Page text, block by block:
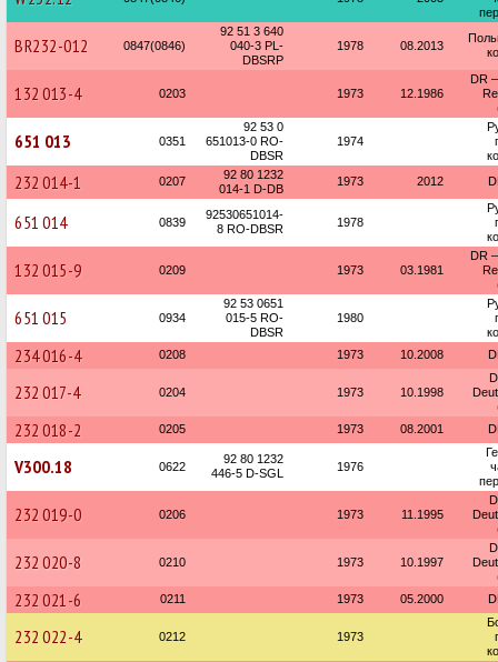
BR232-012 0847(0846)
92 51 3 640
040-3 PL-
DBSRP
1978 08.2013
132 013-4 0203 1973 12.1986
DR
651 013 0351
92 53 0
651013-0 RO-
DBSR
1974
232 014-1 0207
92 80 1232
014-1 D-DB
1973 2012
651 014 0839
92530651014-
8 RO-DBSR
1978
132 015-9 0209 1973 03.1981
DR
651 015 0934
92 53 0651
015-5 RO-
DBSR
1980
234 016-4 0208 1973 10.2008
232 017-4 0204 1973 10.1998
232 018-2 0205 1973 08.2001
V300.18 0622
92 80 1232
446-5 D-SGL
1976
232 019-0 0206 1973 11.1995
232 020-8 0210 1973 10.1997
232 021-6 0211 1973 05.2000
232 022-4 0212 1973